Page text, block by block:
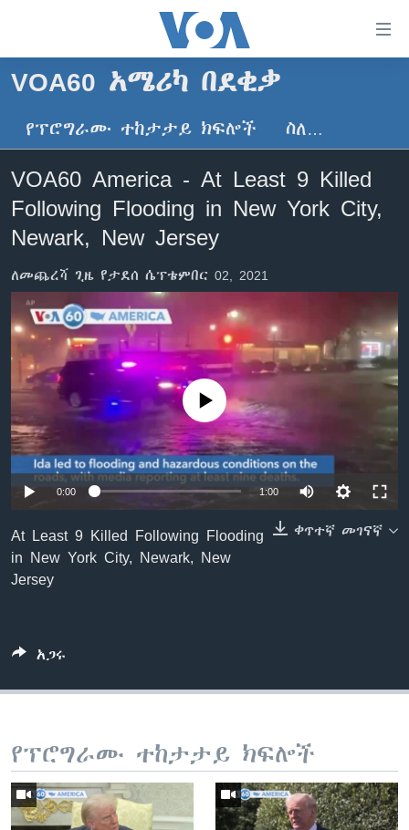
ማገናኛዎች
ዋናው
ይዘት
ወደ
ዋናው
ይዘት
እለፍ
ወደ
ዋናው
ይዘት
እለፍ
ዜና
ኢትዮጵያ
ኑሮ በጤንነት
ቪዲዮ
ክምችት
Learning English
ይከተሉን
ቋንቋዎች
VOA60 አሜሪካ በደቂቃ
የፕሮግራሙ ተከታታይ ክፍሎች ስለ…
VOA60 America - At Least 9 Killed
Following Flooding in New York City,
Newark, New Jersey
ለመጨረሻ ጊዜ የታደሰ ሴፕቴምበር 02, 2021
No media source currently available
0:00 1:00
ቀጥተኛ መገናኛ
At Least 9 Killed Following Flooding
in New York City, Newark, New
Jersey
አጋሩ
የፕሮግራሙ ተከታታይ ክፍሎች